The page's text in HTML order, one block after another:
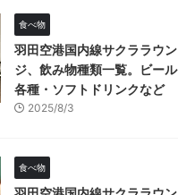
食べ物
羽田空港国内線サクララウン
ジ、飲み物種類一覧。ビール
各種・ソフトドリンクなど
2025/8/3
食べ物